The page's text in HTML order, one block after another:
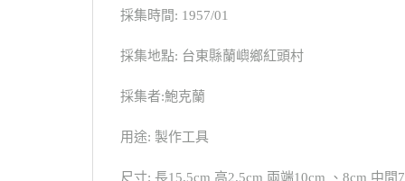
採集時間: 1957/01
採集地點: 台東縣蘭嶼鄉紅頭村
採集者:鮑克蘭
用途: 製作工具
尺寸: 長15.5cm 高2.5cm 兩端10cm 、8cm 中間